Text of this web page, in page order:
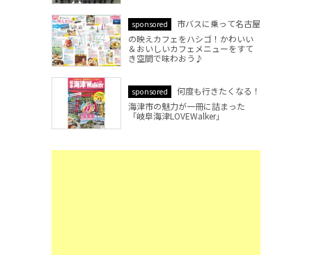
sponsored
市バスに乗って名古屋
の映えカフェをハシゴ！かわいい
＆おいしいカフェメニューをすて
き空間で味わおう♪
sponsored
何度も行きたくなる！
海津市の魅力が一冊に詰まった
「岐阜海津LOVEWalker」